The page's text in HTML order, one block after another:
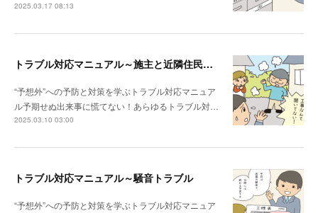
2025.03.17 08:13
トラブル対応マニュアル～施主と近隣住民との関係性が悪い場合は？
“予想外”への予防と対策を学ぶトラブル対応マニュア
ル予期せぬ出来事に慌てない！あらゆるトラブル対…
2025.03.10 03:00
トラブル対応マニュアル～騒音トラブル
“予想外”への予防と対策を学ぶトラブル対応マニュア